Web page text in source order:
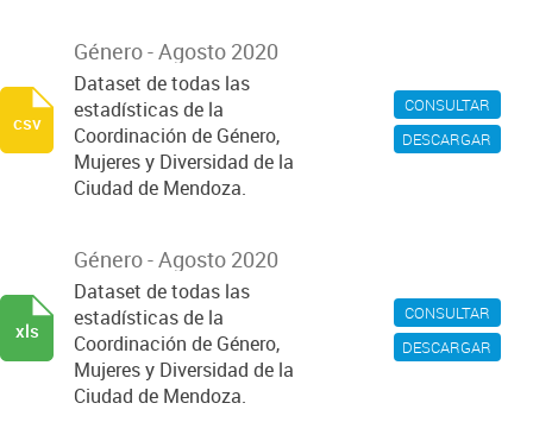
CONSULTAR
DESCARGAR
Género - Agosto 2020
Dataset de todas las
estadísticas de la
Coordinación de Género,
Mujeres y Diversidad de la
Ciudad de Mendoza.
csv
CONSULTAR
DESCARGAR
Género - Agosto 2020
Dataset de todas las
estadísticas de la
Coordinación de Género,
Mujeres y Diversidad de la
Ciudad de Mendoza.
xls